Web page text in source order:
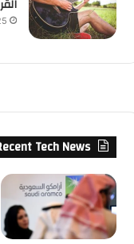
25
Tech News